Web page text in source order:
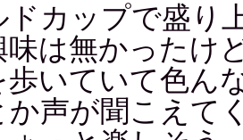
ドカップで盛り
味は無かったけ
歩いていて色ん
か声が聞こえて